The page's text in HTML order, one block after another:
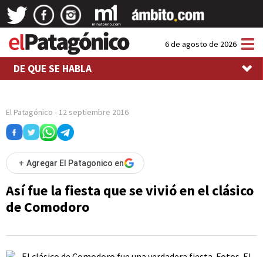
6 de agosto de 2026
DE QUE SE HABLA
El Patagónico - 12 septiembre 2016
+ Agregar El Patagonico en
Así fue la fiesta que se vivió en el clásico
de Comodoro